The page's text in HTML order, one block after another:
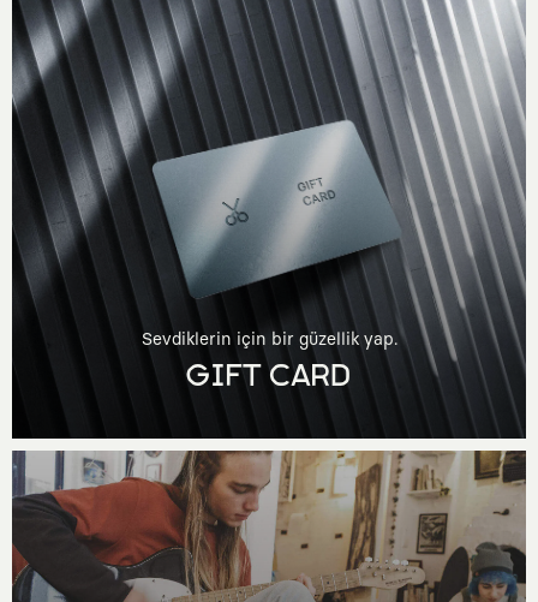
Sevdiklerin için bir güzellik yap.
GIFT CARD